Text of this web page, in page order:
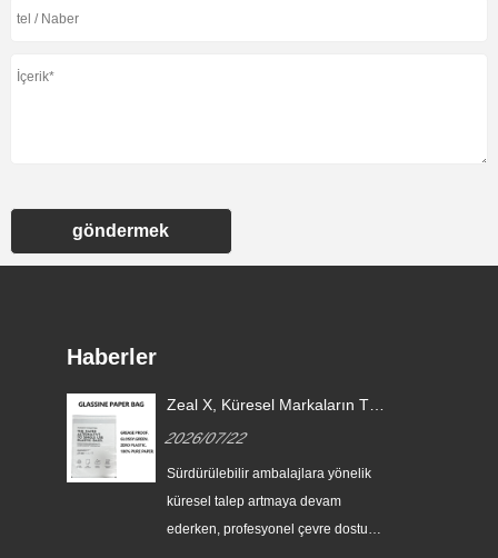
göndermek
Haberler
Zeal X, Küresel Markaların Tek
Yerini Almasına Yardımcı
Olmak İçin Özel Cam Kağıt
Torbaları Piyasaya Sürüyor
2026/07/22
Sürdürülebilir ambalajlara yönelik
küresel talep artmaya devam
ederken, profesyonel çevre dostu